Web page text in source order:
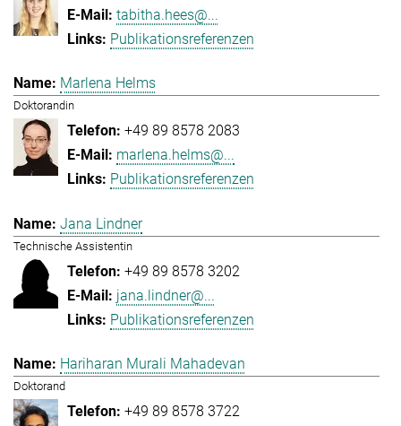
tabitha.hees@...
Publikationsreferenzen
Marlena Helms
Doktorandin
+49 89 8578 2083
marlena.helms@...
Publikationsreferenzen
Jana Lindner
Technische Assistentin
+49 89 8578 3202
jana.lindner@...
Publikationsreferenzen
Hariharan Murali Mahadevan
Doktorand
+49 89 8578 3722